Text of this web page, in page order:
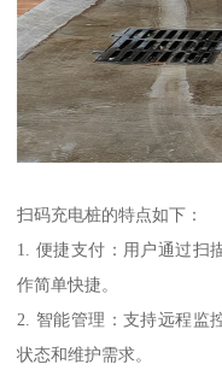
扫码充电桩的特点如下：
1. 便捷支付：用户通过扫
作简单快捷。
2. 智能管理：支持远程监
状态和维护需求。